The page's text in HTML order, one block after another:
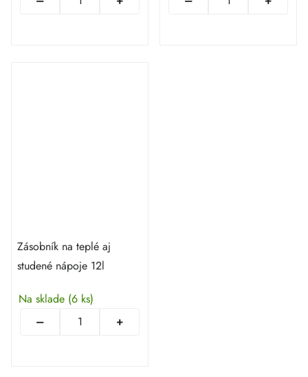
Zásobník na teplé aj
studené nápoje 12l
Na sklade (6 ks)